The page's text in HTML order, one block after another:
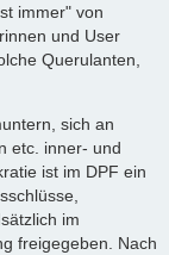
immer" von
und User
Querulanten,
sich an
etc. inner- und
ist im DPF ein
im
freigegeben. Nach